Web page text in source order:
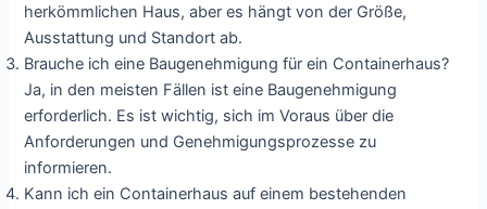
herkömmlichen Haus, aber es hängt von der Größe,
Ausstattung und Standort ab.
Brauche ich eine Baugenehmigung für ein Containerhaus?
Ja, in den meisten Fällen ist eine Baugenehmigung
erforderlich. Es ist wichtig, sich im Voraus über die
Anforderungen und Genehmigungsprozesse zu
informieren.
Kann ich ein Containerhaus auf einem bestehenden